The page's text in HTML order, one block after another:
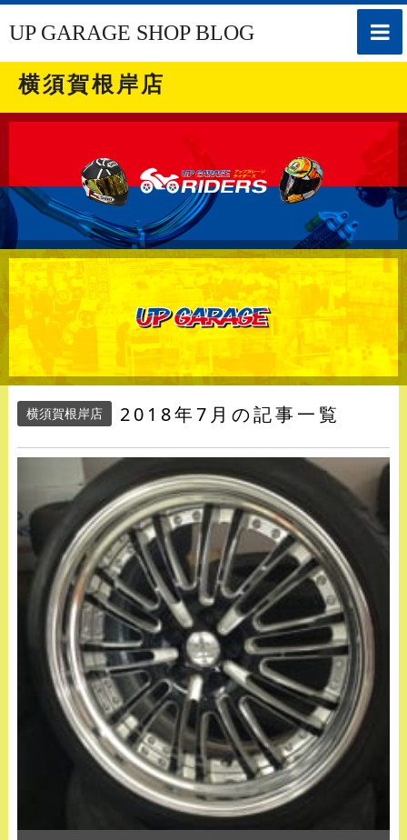
toggle
UP GARAGE SHOP BLOG
横須賀根岸店
横須賀根岸店 2018年7月の記事一覧